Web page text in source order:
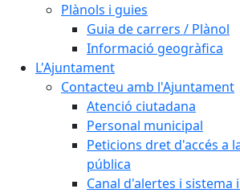
Plànols i guies
Guia de carrers / Plànol
Informació geogràfica
L'Ajuntament
Contacteu amb l'Ajuntament
Atenció ciutadana
Personal municipal
Peticions dret d'accés a
pública
Canal d'alertes i